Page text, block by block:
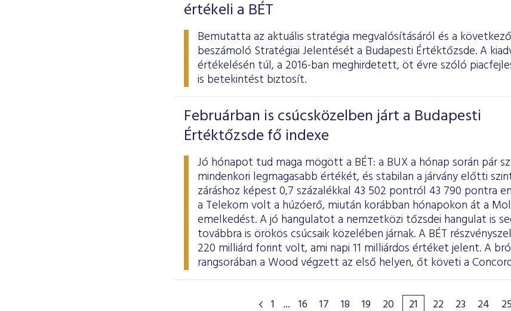
értékeli a BÉT
Bemutatta az aktuális stratégia megvalósításáról és a
beszámoló Stratégiai Jelentését a Budapesti Értéktőzsde. A
értékelésén túl, a 2016-ban meghirdetett, öt évre szóló
is betekintést biztosít.
Februárban is csúcsközelben járt a Budapesti
Értéktőzsde fő indexe
Jó hónapot tud maga mögött a BÉT: a BUX a hónap során pár
mindenkori legmagasabb értékét, és stabilan a járvány előtti
záráshoz képest 0,7 százalékkal 43 502 pontról 43 790 pontra
a Telekom volt a húzóerő, miután korábban hónapokon át a
emelkedést. A jó hangulatot a nemzetközi tőzsdei hangulat is
továbbra is örökös csúcsaik közelében járnak. A BÉT
220 milliárd forint volt, ami napi 11 milliárdos értéket jelent. A
rangsorában a Wood végzett az első helyen, őt követi a
1 ... 16 17 18 19 20 21 22 23 24